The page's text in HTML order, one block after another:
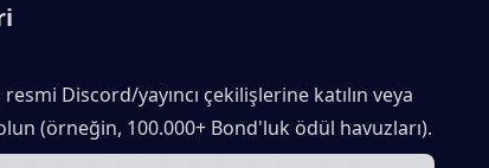
Discord/yayıncı çekilişlerine katılın veya
(örneğin, 100.000+ Bond'luk ödül havuzları).